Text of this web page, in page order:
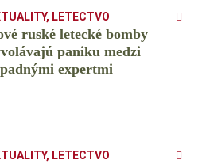
, LETECTVO
ruské letecké bomby
paniku medzi
expertmi
, LETECTVO